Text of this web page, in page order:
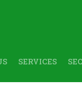
SERVICES